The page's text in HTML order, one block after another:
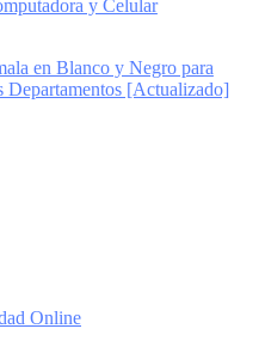
y Celular
en Blanco y Negro para
Departamentos [Actualizado]
Online